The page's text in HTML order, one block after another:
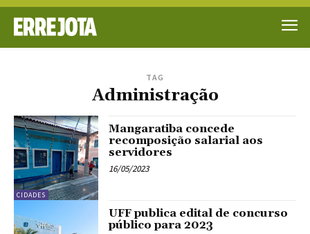
TAG
Administração
CIDADES
Mangaratiba concede
recomposição salarial aos
servidores
16/05/2023
UFF publica edital de concurso
público para 2023